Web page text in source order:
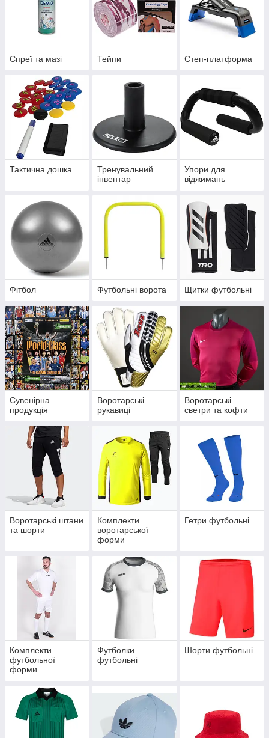
Спреї та мазі Тейпи Степ-платформа
Тактична дошка
Тренувальний
інвентар
Упори для
віджимань
Фітбол Футбольні ворота Щитки футбольні
Сувенірна
продукція
Воротарські
рукавиці
Воротарські
светри та кофти
Воротарські штани
та шорти
Комплекти
воротарської
форми
Гетри футбольні
Комплекти
футбольної
форми
Футболки
футбольні
Шорти футбольні